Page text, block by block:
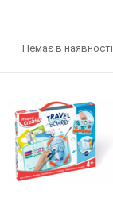
Немає в наявності